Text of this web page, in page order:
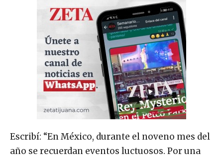
Escribí: “En México, durante el noveno mes del
año se recuerdan eventos luctuosos. Por una